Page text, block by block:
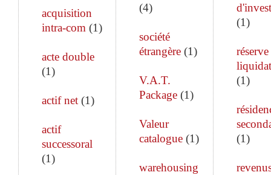
acquisition
intra-com (1)
acte double
(1)
actif net (1)
actif
successoral
(1)
(4)
société
étrangère(1)
V.A.T.
Package(1)
Valeur
catalogue(1)
warehousing
(1)
(1)
(1)